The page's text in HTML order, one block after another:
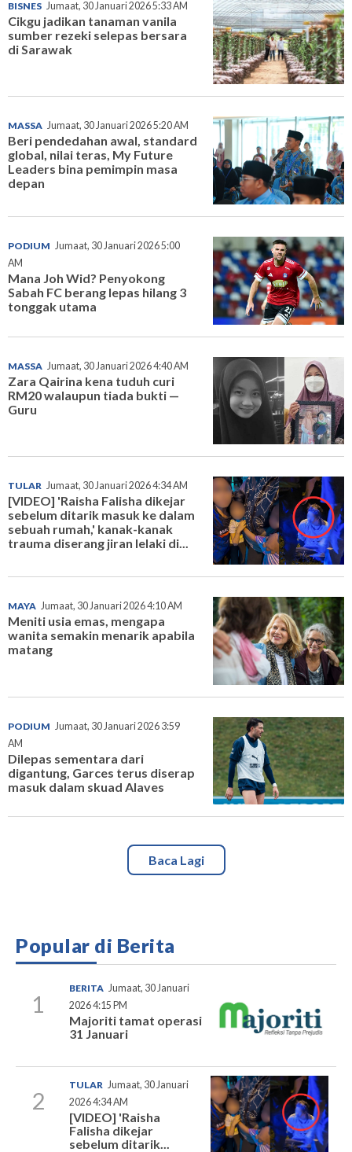
BISNES Jumaat, 30 Januari 2026 5:33 AM
Cikgu jadikan tanaman vanila
sumber rezeki selepas bersara
di Sarawak
MASSA Jumaat, 30 Januari 2026 5:20 AM
Beri pendedahan awal, standard
global, nilai teras, My Future
Leaders bina pemimpin masa
depan
PODIUM Jumaat, 30 Januari 2026 5:00
AM
Mana Joh Wid? Penyokong
Sabah FC berang lepas hilang 3
tonggak utama
MASSA Jumaat, 30 Januari 2026 4:40 AM
Zara Qairina kena tuduh curi
RM20 walaupun tiada bukti —
Guru
TULAR Jumaat, 30 Januari 2026 4:34 AM
[VIDEO] 'Raisha Falisha dikejar
sebelum ditarik masuk ke dalam
sebuah rumah,' kanak-kanak
trauma diserang jiran lelaki di...
MAYA Jumaat, 30 Januari 2026 4:10 AM
Meniti usia emas, mengapa
wanita semakin menarik apabila
matang
PODIUM Jumaat, 30 Januari 2026 3:59
AM
Dilepas sementara dari
digantung, Garces terus diserap
masuk dalam skuad Alaves
Baca Lagi
Popular di Berita
1
BERITA Jumaat, 30 Januari
2026 4:15 PM
Majoriti tamat operasi
31 Januari
2
TULAR Jumaat, 30 Januari
2026 4:34 AM
[VIDEO] 'Raisha
Falisha dikejar
sebelum ditarik...